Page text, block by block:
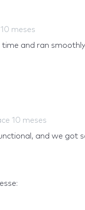
meses
and ran
10 meses
and we got